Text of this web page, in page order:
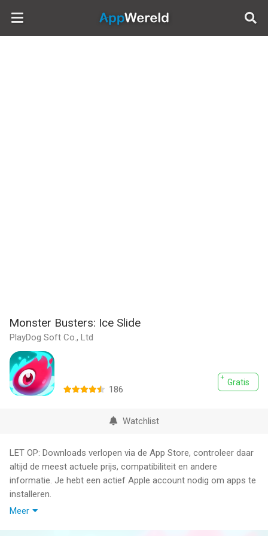
AppWereld
Monster Busters: Ice Slide
PlayDog Soft Co., Ltd
Gratis
186
Watchlist
LET OP: Downloads verlopen via de App Store, controleer daar
altijd de meest actuele prijs, compatibiliteit en andere
informatie. Je hebt een actief Apple account nodig om apps te
installeren.
Meer